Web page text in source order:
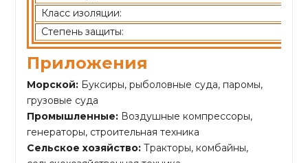
Класс изоляции:
Степень защиты:
Приложения
Морской: Буксиры, рыболовные суда, паромы,
грузовые суда
Промышленные: Воздушные компрессоры,
генераторы, строительная техника
Сельское хозяйство:Тракторы, комбайны,